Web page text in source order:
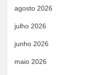
agosto 2026
julho 2026
junho 2026
maio 2026